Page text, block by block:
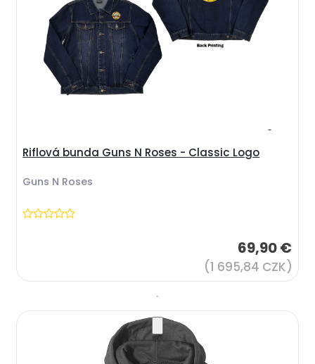
Riflová bunda Guns N Roses - Classic Logo
Guns N Roses
69,90 €
(1 695,84 CZK)